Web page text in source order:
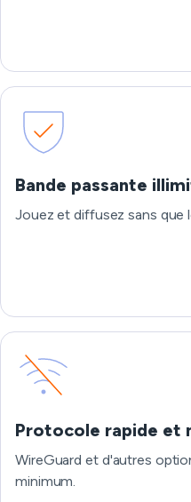
Bande passante
Jouez et diffusez sans que
Protocole rapide et
WireGuard et d'autres
minimum.